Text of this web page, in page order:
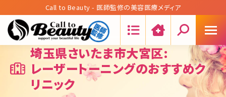
Call to Beauty - 医師監修の美容医療メディア
埼玉県さいたま市大宮区:
レーザートーニングのおすすめク
リニック